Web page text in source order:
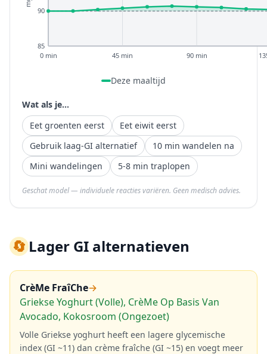
85
90
0 min 45 min 90 min
Deze maaltijd
Wat als je...
Eet groenten eerst
Eet eiwit eerst
Gebruik laag-GI alternatief
10 min wandelen na
Mini wandelingen
5-8 min traplopen
Geschat model — individuele reacties variëren. Geen medisch advies.
🔄Lager GI alternatieven
CrèMe FraîChe→
Griekse Yoghurt (Volle), CrèMe Op Basis Van
Avocado, Kokosroom (Ongezoet)
Volle Griekse yoghurt heeft een lagere glycemische
index (GI ~11) dan crème fraîche (GI ~15) en voegt meer